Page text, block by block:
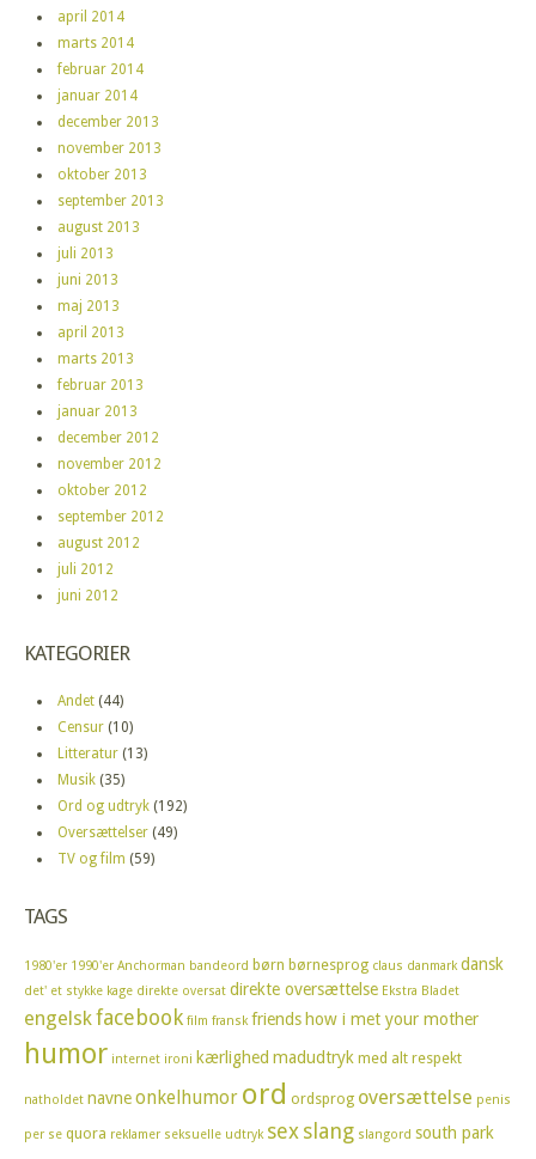
april 2014
marts 2014
februar 2014
januar 2014
december 2013
november 2013
oktober 2013
september 2013
august 2013
juli 2013
juni 2013
maj 2013
april 2013
marts 2013
februar 2013
januar 2013
december 2012
november 2012
oktober 2012
september 2012
august 2012
juli 2012
juni 2012
KATEGORIER
Andet (44)
Censur (10)
Litteratur (13)
Musik (35)
Ord og udtryk (192)
Oversættelser (49)
TV og film (59)
TAGS
1980'er 1990'er Anchorman bandeord børn børnesprog claus danmark dansk
det' et stykke kage direkte oversat direkte oversættelse Ekstra Bladet
engelskfacebook film fransk friends how i met your mother
humor internet ironi kærlighed madudtryk med alt respekt
natholdet navneonkelhumor ord ordsprog oversættelse penis
per se quora reklamer seksuelle udtryk sexslang slangord south park